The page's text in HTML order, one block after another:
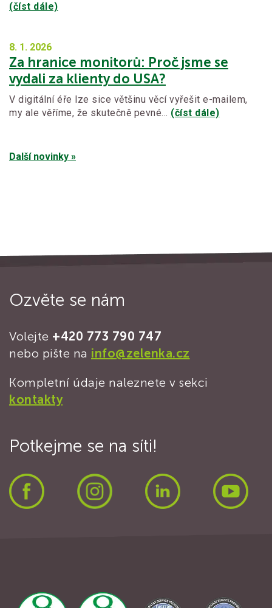
(číst dále)
8. 1. 2026
Za hranice monitorů: Proč jsme se
vydali za klienty do USA?
V digitální éře lze sice většinu věcí vyřešit e-mailem,
my ale věříme, že skutečně pevné… (číst dále)
Další novinky »
Ozvěte se nám
Volejte +420 773 790 747
nebo pište na info@zelenka.cz
Kompletní údaje naleznete v sekci
kontakty
Potkejme se na síti!